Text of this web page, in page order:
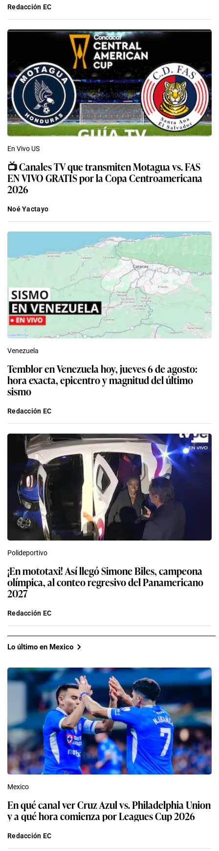
Redacción EC
En Vivo US
📺 Canales TV que transmiten Motagua vs. FAS
EN VIVO GRATIS por la Copa Centroamericana
2026
Noé Yactayo
Venezuela
Temblor en Venezuela hoy, jueves 6 de agosto:
hora exacta, epicentro y magnitud del último
sismo
Redacción EC
Polideportivo
¡En mototaxi! Así llegó Simone Biles, campeona
olímpica, al conteo regresivo del Panamericano
2027
Redacción EC
Lo último en Mexico
Mexico
En qué canal ver Cruz Azul vs. Philadelphia Union
y a qué hora comienza por Leagues Cup 2026
Redacción EC